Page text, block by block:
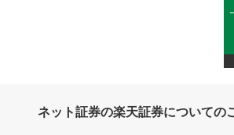
ネット証券の楽天証券についての